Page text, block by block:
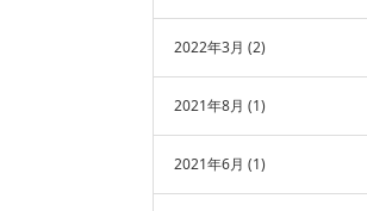
2022年3月 (2)
2021年8月 (1)
2021年6月 (1)